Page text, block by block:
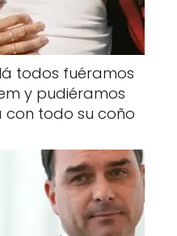
todos fuéramos
y pudiéramos
todo su coño